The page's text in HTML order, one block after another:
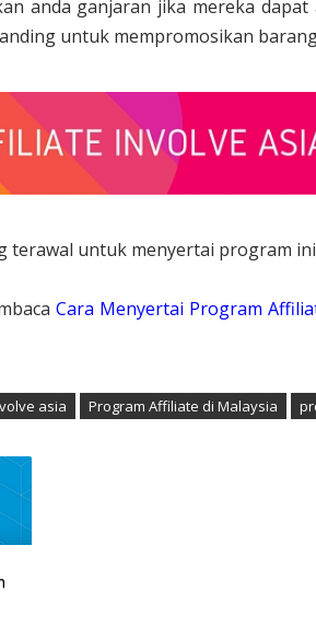
anda ganjaran jika mereka
untuk mempromosikan
terawal untuk menyertai program
Cara Menyertai Program
asia Program Affiliate di Malaysia